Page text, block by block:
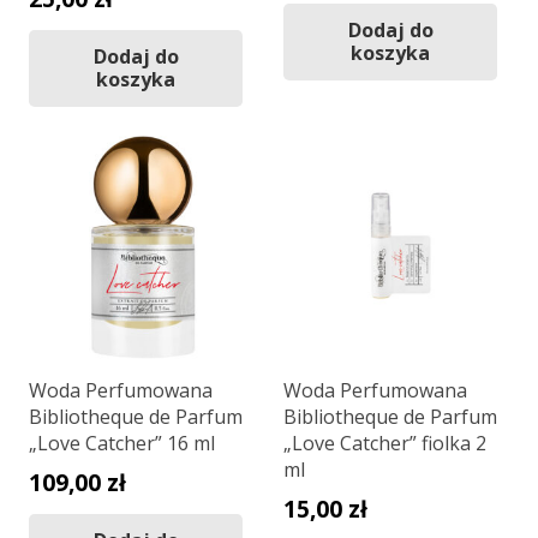
Dodaj do
koszyka
Dodaj do
koszyka
Woda Perfumowana
Bibliotheque de Parfum
„Love Catcher” 16 ml
109,00 zł
Woda Perfumowana
Bibliotheque de Parfum
„Love Catcher” fiolka 2
ml
15,00 zł